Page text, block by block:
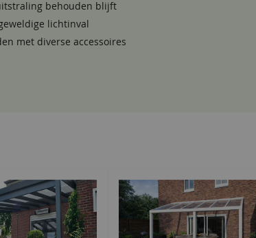
behouden blijft
lichtinval
met diverse accessoires